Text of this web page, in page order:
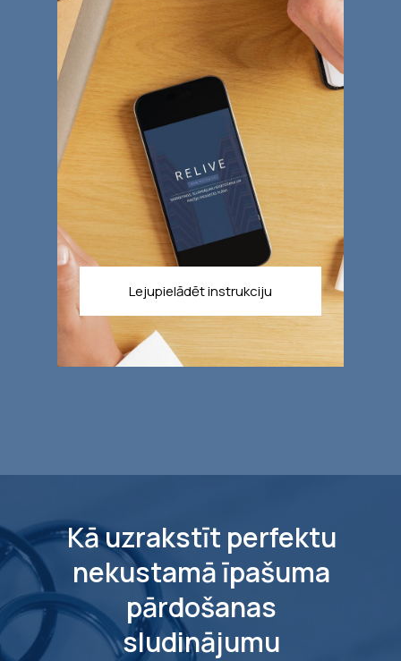
Lejupielādēt instrukciju
Kā uzrakstīt perfektu
nekustamā īpašuma
pārdošanas
sludinājumu